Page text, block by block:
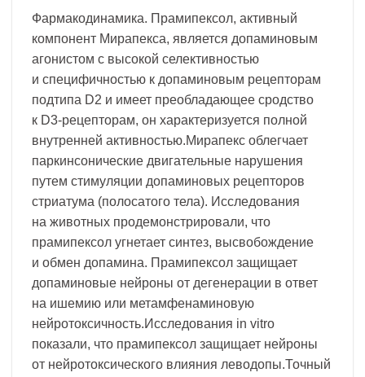
Фармакодинамика. Прамипексол, активный
компонент Мирапекса, является допаминовым
агонистом с высокой селективностью
и специфичностью к допаминовым рецепторам
подтипа D2 и имеет преобладающее сродство
к D3-рецепторам, он характеризуется полной
внутренней активностью.Мирапекс облегчает
паркинсонические двигательные нарушения
путем стимуляции допаминовых рецепторов
стриатума (полосатого тела). Исследования
на животных продемонстрировали, что
прамипексол угнетает синтез, высвобождение
и обмен допамина. Прамипексол защищает
допаминовые нейроны от дегенерации в ответ
на ишемию или метамфенаминовую
нейротоксичность.Исследования in vitro
показали, что прамипексол защищает нейроны
от нейротоксического влияния леводопы.Точный